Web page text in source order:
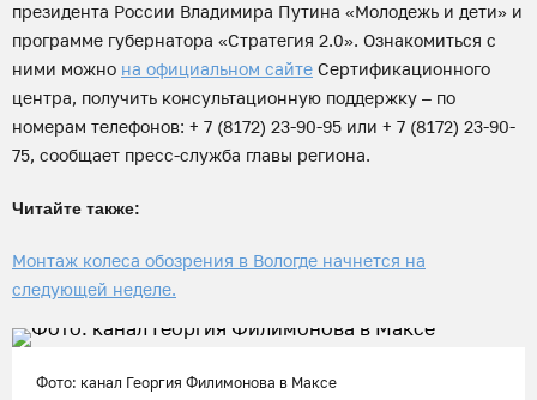
президента России Владимира Путина «Молодежь и дети» и
программе губернатора «Стратегия 2.0». Ознакомиться с
ними можно на официальном сайте Сертификационного
центра, получить консультационную поддержку – по
номерам телефонов: + 7 (8172) 23-90-95 или + 7 (8172) 23-90-
75, сообщает пресс-служба главы региона.
Читайте также:
Монтаж колеса обозрения в Вологде начнется на
следующей неделе.
Фото: канал Георгия Филимонова в Максе